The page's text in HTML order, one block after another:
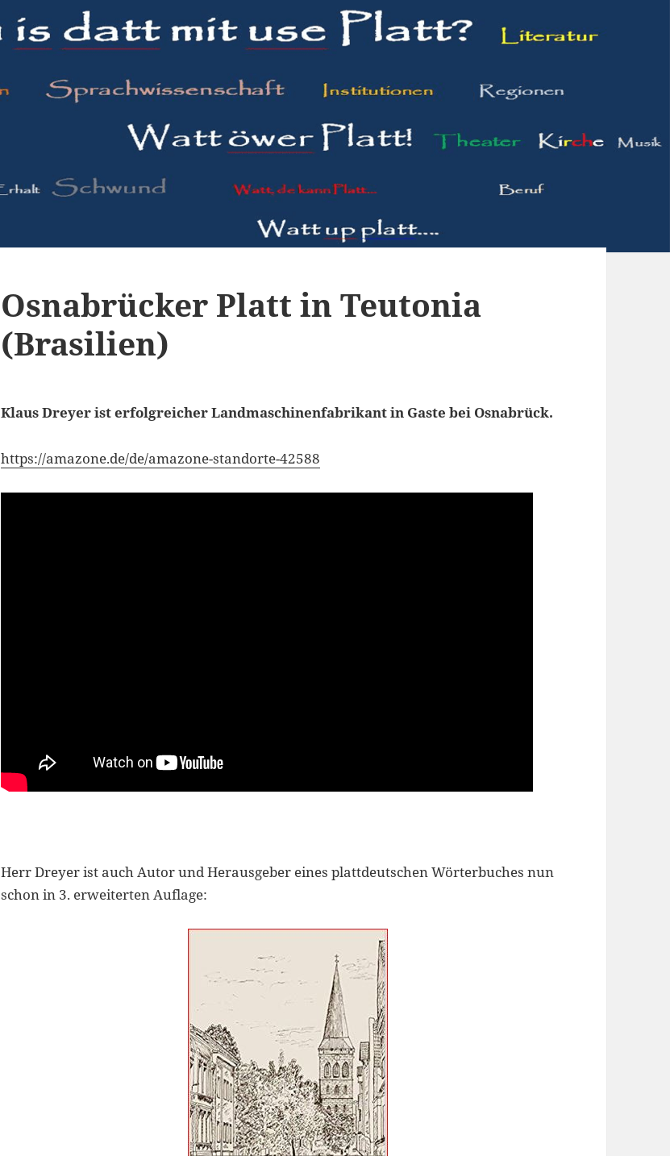
Osnabrücker Platt in Teutonia
(Brasilien)
Klaus Dreyer ist erfolgreicher Landmaschinenfabrikant in Gaste bei Osnabrück.
https://amazone.de/de/amazone-standorte-42588
Herr Dreyer ist auch Autor und Herausgeber eines plattdeutschen Wörterbuches nun
schon in 3. erweiterten Auflage: